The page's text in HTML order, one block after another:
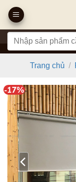
qua
nội
dung
Tìm
kiếm:
Trang chủ /
-17%